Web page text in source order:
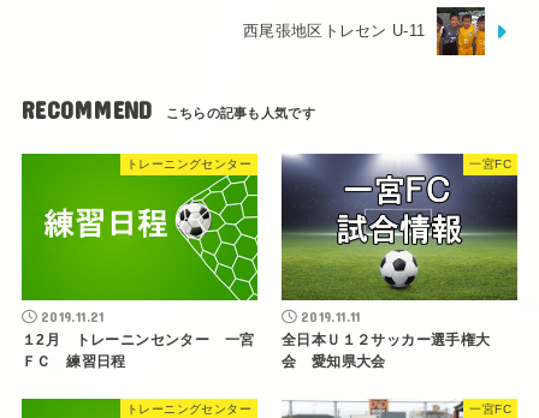
西尾張地区トレセン U-11
RECOMMEND
トレーニングセンター
2019.11.21
１2月 トレーニンセンター 一宮
ＦＣ 練習日程
一宮FC
2019.11.11
全日本Ｕ１２サッカー選手権大
会 愛知県大会
トレーニングセンター 一宮FC